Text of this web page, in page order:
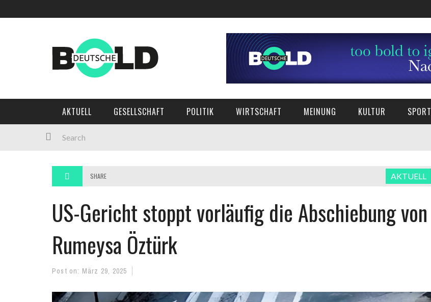
AKTUELL GESELLSCHAFT POLITIK WIRTSCHAFT MEINUNG KULTUR SPORT
SHARE AKTUELL
US-Gericht stoppt vorläufig die Abschiebung von
Rumeysa Öztürk
Post on: März 29, 2025